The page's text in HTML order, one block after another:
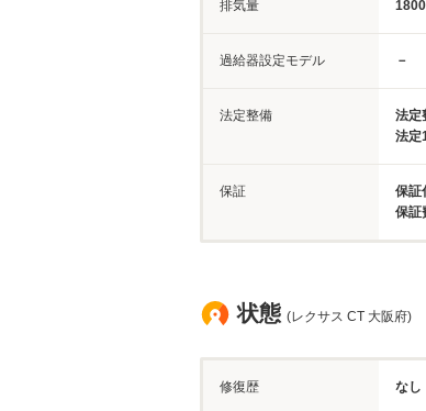
排気量
過給器設定モデル －
法定整備
法定
法定
保証
保証
保証
状態 (レクサス CT 大阪府)
修復歴 なし